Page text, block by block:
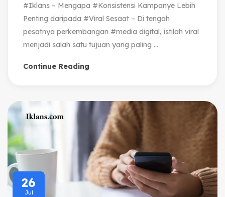
#Iklans – Mengapa #Konsistensi Kampanye Lebih
Penting daripada #Viral Sesaat – Di tengah
pesatnya perkembangan #media digital, istilah viral
menjadi salah satu tujuan yang paling ...
Continue Reading
26
Jul